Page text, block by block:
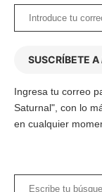
SUSCRÍBETE A
Ingresa tu correo
Saturnal", con lo
en cualquier